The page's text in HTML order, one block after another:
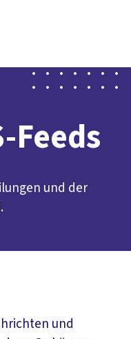
Mitmachen Politik
Feeds
und der
und